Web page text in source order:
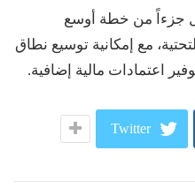
جزءاً من خطة أوسع
مع إمكانية توسيع نطاق
اعتمادات مالية إضافية.
Twitter